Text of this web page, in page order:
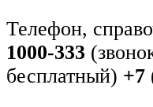
Телефон,
1000-333
бесплатный) +7